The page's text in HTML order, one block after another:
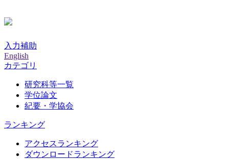
入力補助
English
カテゴリ
研究科等一覧
学位論文
紀要・学協会
ランキング
アクセスランキング
ダウンロードランキング